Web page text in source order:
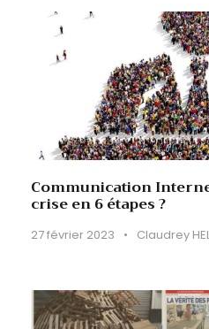
Communication
crise en 6 étapes ?
27 février 2023 • Claudrey